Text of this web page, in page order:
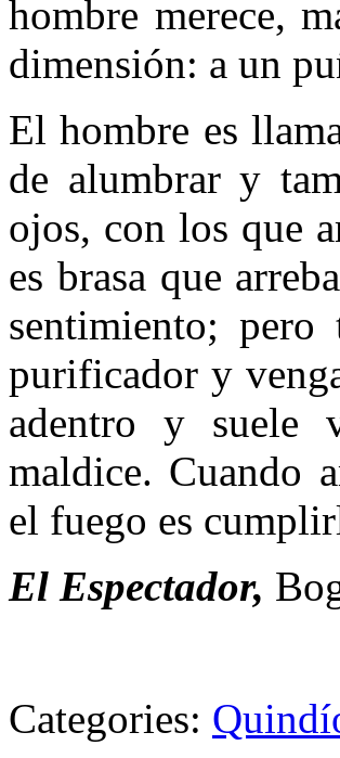
hombre merece,
dimensión: a un
El hombre es
de alumbrar y
ojos, con los que
es brasa que
sentimiento;
purificador y
adentro y suele
maldice. Cuando
el fuego es
El Espectador,
Categories: